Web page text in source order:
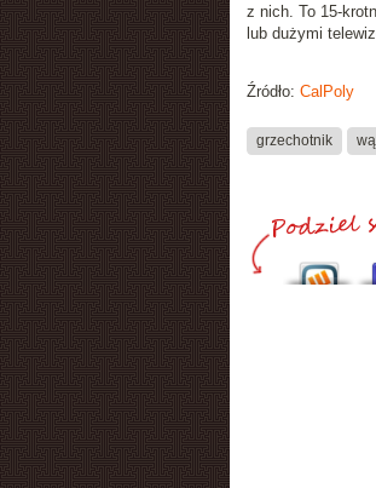
z nich. To 15-
lub dużymi
Źródło: CalPoly
grzechotnik